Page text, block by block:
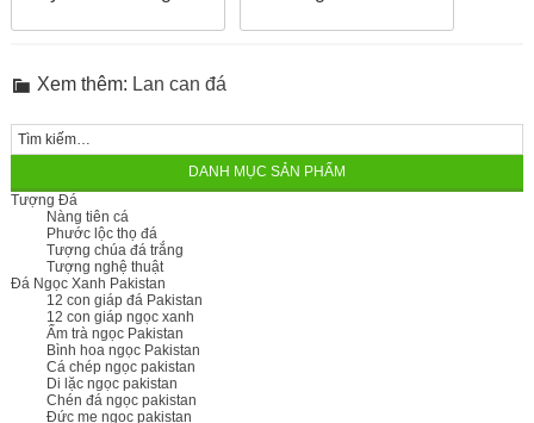
Xem thêm: Lan can đá
DANH MỤC SẢN PHẨM
Tượng Đá
Nàng tiên cá
Phước lộc thọ đá
Tượng chúa đá trắng
Tượng nghệ thuật
Đá Ngọc Xanh Pakistan
12 con giáp đá Pakistan
12 con giáp ngọc xanh
Ấm trà ngọc Pakistan
Bình hoa ngọc Pakistan
Cá chép ngọc pakistan
Di lặc ngọc pakistan
Chén đá ngọc pakistan
Đức mẹ ngọc pakistan